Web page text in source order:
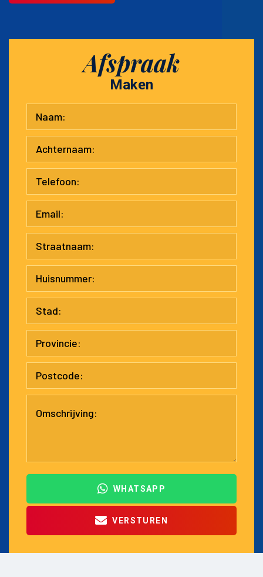
Afspraak
Maken
WHATSAPP
VERSTUREN